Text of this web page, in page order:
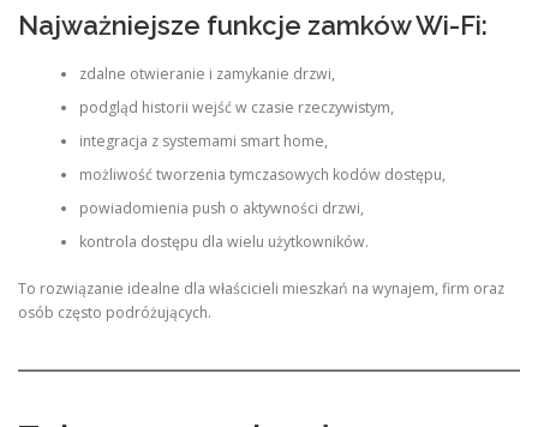
Najważniejsze funkcje zamków Wi-Fi:
zdalne otwieranie i zamykanie drzwi,
podgląd historii wejść w czasie rzeczywistym,
integracja z systemami smart home,
możliwość tworzenia tymczasowych kodów dostępu,
powiadomienia push o aktywności drzwi,
kontrola dostępu dla wielu użytkowników.
To rozwiązanie idealne dla właścicieli mieszkań na wynajem, firm oraz
osób często podróżujących.